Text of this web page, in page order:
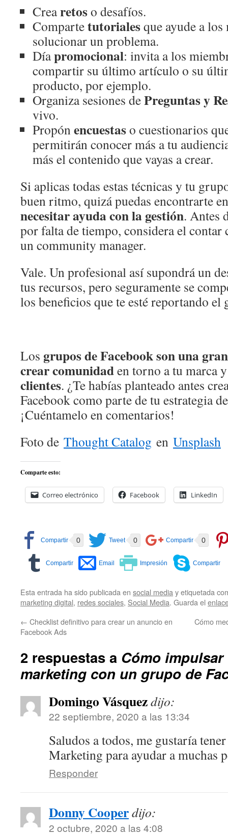
Crearetoso desafíos.
Compartetutorialesque ayude a
solucionar un problema.
Díapromocional: invita a los
compartir su último artículo o su
producto, por ejemplo.
Organiza sesiones dePreguntas y
vivo.
Propónencuestaso cuestionarios
permitirán conocer más a tu
más el contenido que vayas a crear.
Si aplicas todas estas técnicas y tu
buen ritmo, quizá puedas encontrarte
necesitar ayuda con la gestión. Antes
por falta de tiempo, considera el contar
un community manager.
Vale. Un profesional así supondrá un
tus recursos, pero seguramente se
los beneficios que te esté reportando el
Los grupos de Facebook son una
crear comunidaden torno a tu marca
clientes. ¿Te habías planteado antes
Facebook como parte de tu estrategia
¡Cuéntamelo en comentarios!
Foto de Thought Catalog en Unsplash
Comparte esto:
Correo electrónico Facebook LinkedIn
0 0 0
Esta entrada ha sido publicada en social media y etiquetada
marketing digital, redes sociales, Social Media. Guarda el
← Checklist definitivo para crear un anuncio en
Facebook Ads
Cómo
2 respuestas a Cómo
marketing con un grupo de
Domingo Vásquezdijo:
22 septiembre, 2020 a las 13:34
Saludos a todos, me gustaría
Marketing para ayudar a muchas
Responder
Donny Cooperdijo:
2 octubre, 2020 a las 4:08